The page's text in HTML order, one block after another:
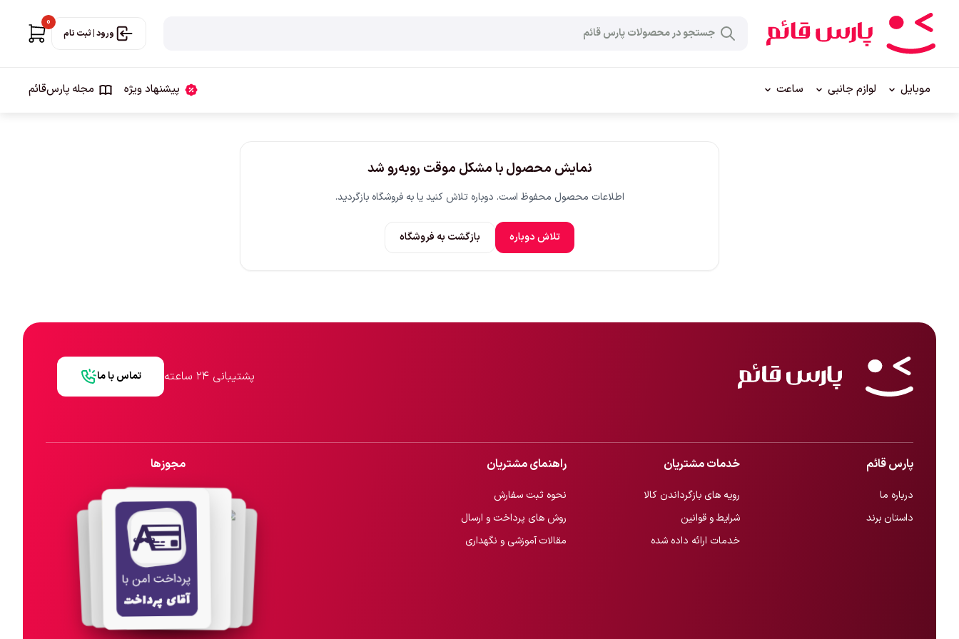
ورود | ثبت نام
0
موبایل لوازم جانبی ساعت پیشنهاد ویژه مجله‌ پارس‌قائم
نمایش محصول با مشکل موقت روبه‌رو شد
اطلاعات محصول محفوظ است. دوباره تلاش کنید یا به فروشگاه بازگردید.
تلاش دوباره بازگشت به فروشگاه
پشتیبانی ۲۴ ساعته تماس با ما
پارس قائم
درباره ما
داستان برند
خدمات مشتریان
رویه های بازگرداندن کالا
شرایط و قوانین
خدمات ارائه داده شده
راهنمای مشتریان
نحوه ثبت سفارش
روش های پرداخت و ارسال
مقالات آموزشی و نگهداری
مجوزها